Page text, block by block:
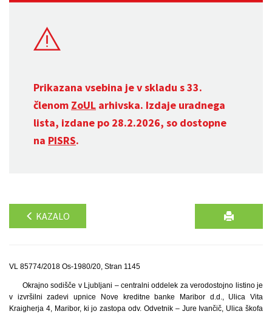
Prikazana vsebina je v skladu s 33.
členom ZoUL arhivska. Izdaje uradnega
lista, izdane po 28.2.2026, so dostopne
na PISRS.
KAZALO
VL 85774/2018 Os-1980/20, Stran 1145
Okrajno sodišče v Ljubljani – centralni oddelek za verodostojno listino je
v izvršilni zadevi upnice Nove kreditne banke Maribor d.d., Ulica Vita
Kraigherja 4, Maribor, ki jo zastopa odv. Odvetnik – Jure Ivančič, Ulica škofa